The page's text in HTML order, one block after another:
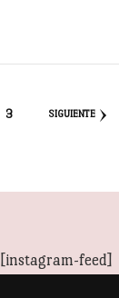
PÁGINA
3 SIGUIENTE
[instagram-feed]